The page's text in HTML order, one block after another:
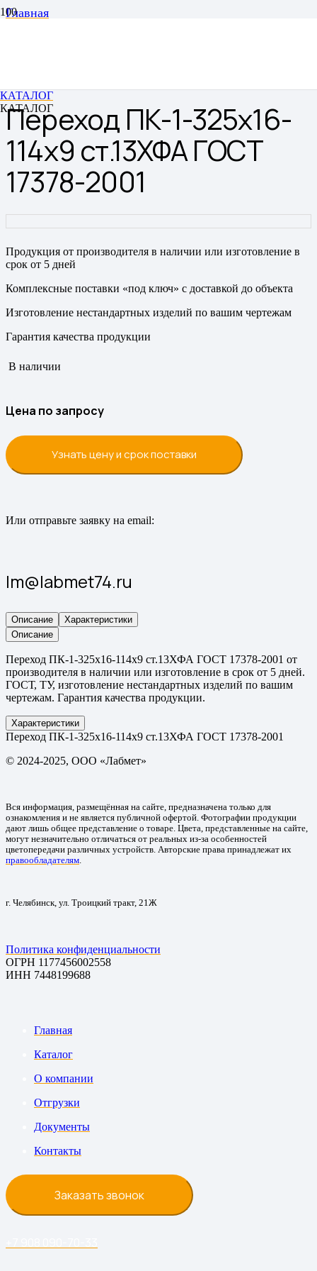
КАТАЛОГ
КАТАЛОГ
Главная
Переход ПК-1-325х16-
114х9 ст.13ХФА ГОСТ
17378-2001
Продукция от производителя в наличии или изготовление в
срок от 5 дней
Комплексные поставки «под ключ» с доставкой до объекта
Изготовление нестандартных изделий по вашим чертежам
Гарантия качества продукции
В наличии
Цена по запросу
Узнать цену и срок поставки
Или отправьте заявку на email:
lm@labmet74.ru
Описание
Характеристики
Описание
Переход ПК-1-325х16-114х9 ст.13ХФА ГОСТ 17378-2001 от
производителя в наличии или изготовление в срок от 5 дней.
ГОСТ, ТУ, изготовление нестандартных изделий по вашим
чертежам. Гарантия качества продукции.
Характеристики
Переход ПК-1-325х16-114х9 ст.13ХФА ГОСТ 17378-2001
© 2024-2025, ООО «Лабмет»
Вся информация, размещённая на сайте, предназначена только для
ознакомления и не является публичной офертой. Фотографии продукции
дают лишь общее представление о товаре. Цвета, представленные на сайте,
могут незначительно отличаться от реальных из-за особенностей
цветопередачи различных устройств. Авторские права принадлежат их
правообладателям
г. Челябинск, ул. Троицкий тракт, 21Ж
Политика конфиденциальности
ОГРН 1177456002558
ИНН 7448199688
Главная
Каталог
О компании
Отгрузки
Документы
Контакты
Заказать звонок